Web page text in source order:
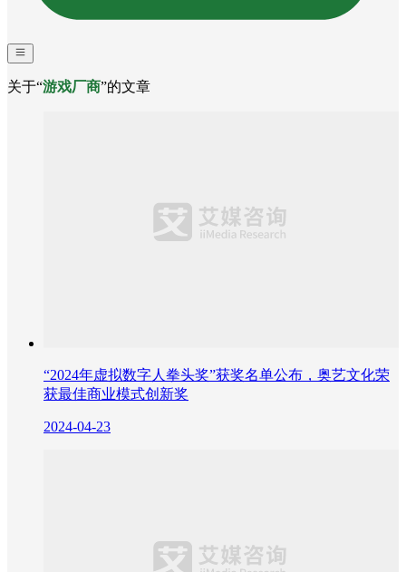
关于“游戏厂商”的文章
“2024年虚拟数字人拳头奖”获奖名单公布，奥艺文化荣
获最佳商业模式创新奖
2024-04-23